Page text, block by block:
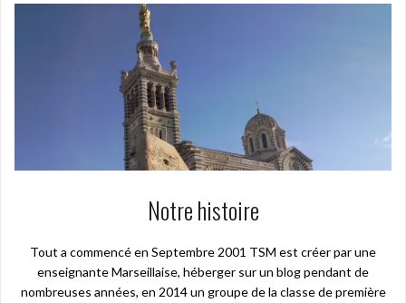
Notre histoire
Tout a commencé en Septembre 2001 TSM est créer par une
enseignante Marseillaise, héberger sur un blog pendant de
nombreuses années, en 2014 un groupe de la classe de première